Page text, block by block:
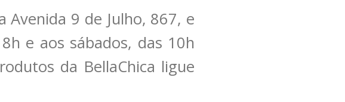
Avenida 9 de Julho, 867, e
e aos sábados, das 10h
da BellaChica ligue